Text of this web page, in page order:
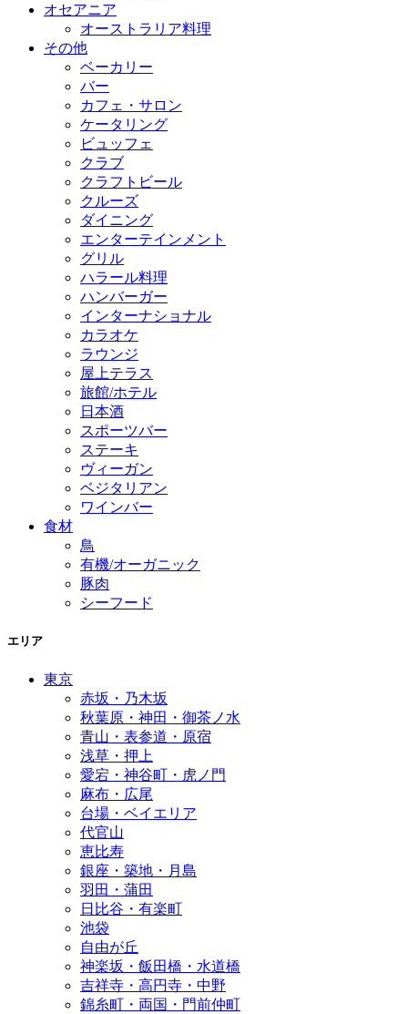
オセアニア
オーストラリア料理
その他
ベーカリー
バー
カフェ・サロン
ケータリング
ビュッフェ
クラブ
クラフトビール
クルーズ
ダイニング
エンターテインメント
グリル
ハラール料理
ハンバーガー
インターナショナル
カラオケ
ラウンジ
屋上テラス
旅館/ホテル
日本酒
スポーツバー
ステーキ
ヴィーガン
ベジタリアン
ワインバー
食材
鳥
有機/オーガニック
豚肉
シーフード
エリア
東京
赤坂・乃木坂
秋葉原・神田・御茶ノ水
青山・表参道・原宿
浅草・押上
愛宕・神谷町・虎ノ門
麻布・広尾
台場・ベイエリア
代官山
恵比寿
銀座・築地・月島
羽田・蒲田
日比谷・有楽町
池袋
自由が丘
神楽坂・飯田橋・水道橋
吉祥寺・高円寺・中野
錦糸町・両国・門前仲町